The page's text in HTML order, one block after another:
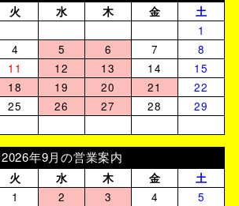
火 水 木 金
土
1
4 5 6 7
8
11 12 13 14
15
18 19 20 21
22
25 26 27 28
29
2026年9月の営業案内
火 水 木 金
土
1
2 3 4 5